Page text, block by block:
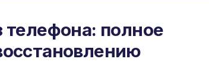
телефона: полное